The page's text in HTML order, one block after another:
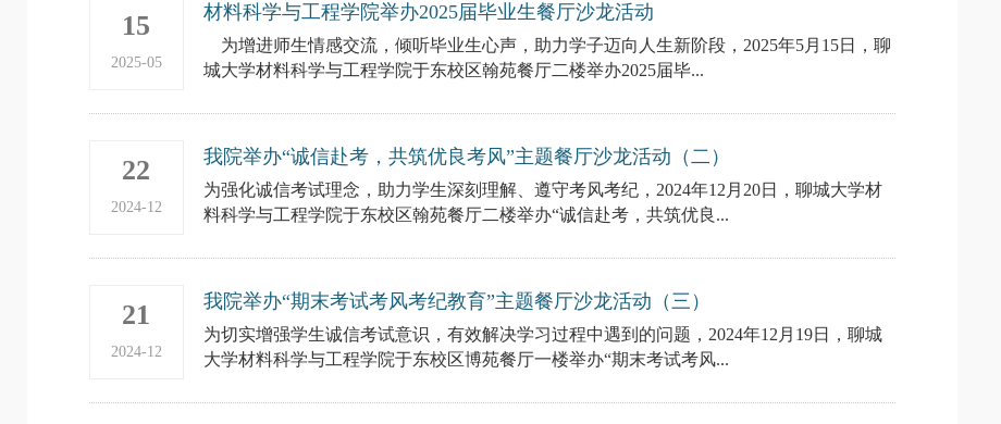
15
2025-05
材料科学与工程学院举办2025届毕业生餐厅沙龙活动
为增进师生情感交流，倾听毕业生心声，助力学子迈向人生新阶段，2025年5月15日，聊
城大学材料科学与工程学院于东校区翰苑餐厅二楼举办2025届毕...
22
2024-12
我院举办“诚信赴考，共筑优良考风”主题餐厅沙龙活动（二）
为强化诚信考试理念，助力学生深刻理解、遵守考风考纪，2024年12月20日，聊城大学材
料科学与工程学院于东校区翰苑餐厅二楼举办“诚信赴考，共筑优良...
21
2024-12
我院举办“期末考试考风考纪教育”主题餐厅沙龙活动（三）
为切实增强学生诚信考试意识，有效解决学习过程中遇到的问题，2024年12月19日，聊城
大学材料科学与工程学院于东校区博苑餐厅一楼举办“期末考试考风...